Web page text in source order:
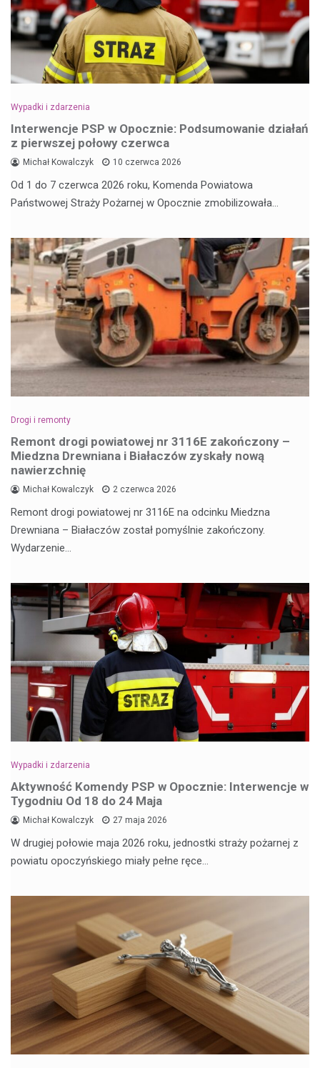
Wypadki i zdarzenia
Interwencje PSP w Opocznie: Podsumowanie działań
z pierwszej połowy czerwca
Michał Kowalczyk 10 czerwca 2026
Od 1 do 7 czerwca 2026 roku, Komenda Powiatowa
Państwowej Straży Pożarnej w Opocznie zmobilizowała…
Drogi i remonty
Remont drogi powiatowej nr 3116E zakończony –
Miedzna Drewniana i Białaczów zyskały nową
nawierzchnię
Michał Kowalczyk 2 czerwca 2026
Remont drogi powiatowej nr 3116E na odcinku Miedzna
Drewniana – Białaczów został pomyślnie zakończony.
Wydarzenie…
Wypadki i zdarzenia
Aktywność Komendy PSP w Opocznie: Interwencje w
Tygodniu Od 18 do 24 Maja
Michał Kowalczyk 27 maja 2026
W drugiej połowie maja 2026 roku, jednostki straży pożarnej z
powiatu opoczyńskiego miały pełne ręce…